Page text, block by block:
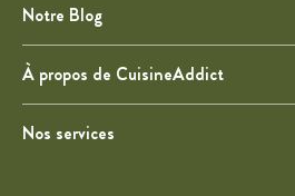
Notre Blog
À propos de CuisineAddict
Nos services